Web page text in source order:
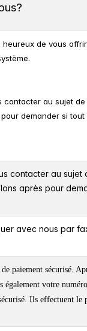
de vous
au sujet
demander si
contacter au
après pour
avec nous par
paiement sécurisé.
également votre
Ils effectuent